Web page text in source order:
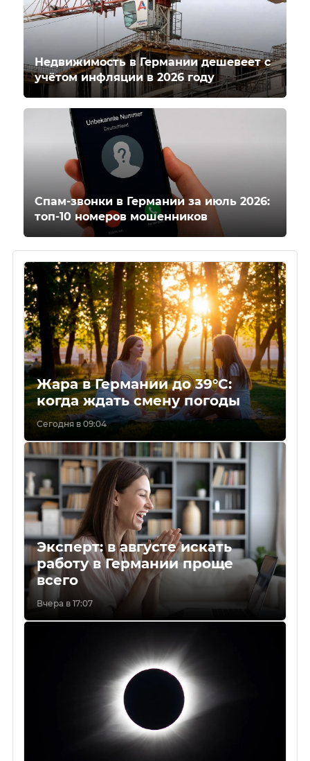
Недвижимость в Германии дешевеет с
учётом инфляции в 2026 году
Спам-звонки в Германии за июль 2026:
топ-10 номеров мошенников
Жара в Германии до 39°C:
когда ждать смену погоды
Сегодня в 09:04
Эксперт: в августе искать
работу в Германии проще
всего
Вчера в 17:07